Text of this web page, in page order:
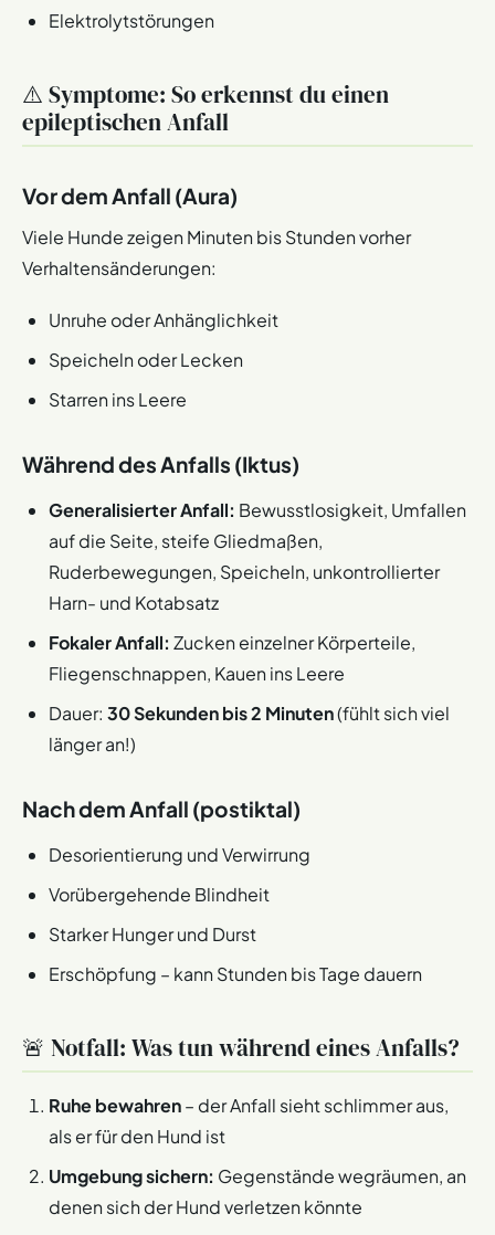
Elektrolytstörungen
⚠️ Symptome: So erkennst du einen
epileptischen Anfall
Vor dem Anfall (Aura)
Viele Hunde zeigen Minuten bis Stunden vorher
Verhaltensänderungen:
Unruhe oder Anhänglichkeit
Speicheln oder Lecken
Starren ins Leere
Während des Anfalls (Iktus)
Generalisierter Anfall: Bewusstlosigkeit, Umfallen
auf die Seite, steife Gliedmaßen,
Ruderbewegungen, Speicheln, unkontrollierter
Harn- und Kotabsatz
Fokaler Anfall: Zucken einzelner Körperteile,
Fliegenschnappen, Kauen ins Leere
Dauer: 30 Sekunden bis 2 Minuten(fühlt sich viel
länger an!)
Nach dem Anfall (postiktal)
Desorientierung und Verwirrung
Vorübergehende Blindheit
Starker Hunger und Durst
Erschöpfung – kann Stunden bis Tage dauern
🚨 Notfall: Was tun während eines Anfalls?
Ruhe bewahren– der Anfall sieht schlimmer aus,
als er für den Hund ist
Umgebung sichern: Gegenstände wegräumen, an
denen sich der Hund verletzen könnte